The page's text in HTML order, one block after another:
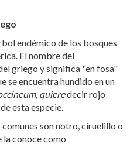
endémico de los bosques
El nombre del
griego y significa "en fosa"
se encuentra hundido en un
quieredecir rojo
esta especie.
son notro, ciruelillo o
la conoce como